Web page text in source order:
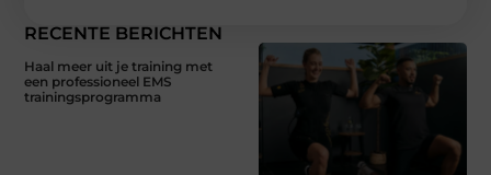
RECENTE BERICHTEN
Haal meer uit je training met
een professioneel EMS
trainingsprogramma